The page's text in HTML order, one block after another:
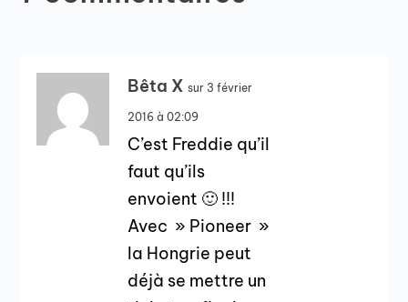
Bêta X sur 3 février
2016 à 02:09
C’est Freddie qu’il
faut qu’ils
envoient 🙂 !!!
Avec » Pioneer »
la Hongrie peut
déjà se mettre un